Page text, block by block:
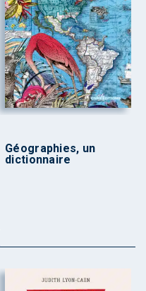
Géographies, un
dictionnaire